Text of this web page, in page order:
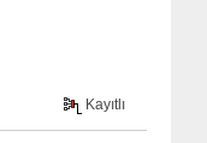
Kayıtlı